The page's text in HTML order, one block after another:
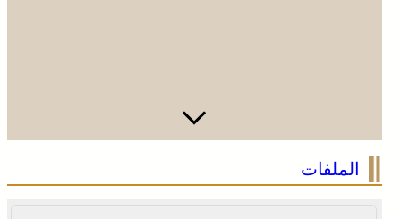
الملفات